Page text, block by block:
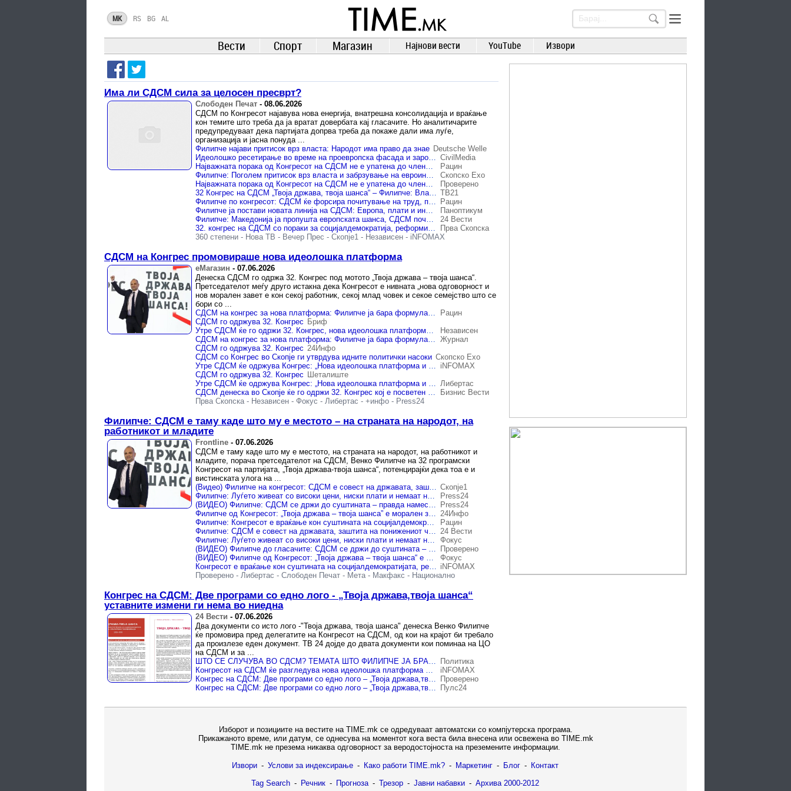
TIME.mk
ВЕСТИ
NEWS
MK RS BG AL
Вести Спорт Магазин Најнови вести YouTube Извори
Има ли СДСМ сила за целосен пресврт?
Слободен Печат - 08.06.2026
СДСМ по Конгресот најавува нова енергија, внатрешна консолидација и враќање
кон темите што треба да ја вратат довербата кај гласачите. Но аналитичарите
предупредуваат дека партијата допрва треба да покаже дали има луѓе,
организација и јасна понуда ...
Филипче најави притисок врз власта: Народот има право да знае Deutsche Welle
Идеолошко ресетирање во време на проевропска фасада и заробена држава CivilMedia
Најважната порака од Конгресот на СДСМ не е упатена до членството, туку до гласачите
Рацин
Филипче: Поголем притисок врз власта и забрзување на евроинтеграциите
Скопско Ехо
Најважната порака од Конгресот на СДСМ не е упатена до членството, туку до гласачите
Проверено
32 Конгрес на СДСМ „Твоја држава, твоја шанса“ – Филипче: Власта ако не е способна да ја придвижи државата, да си оди ТВ21
Филипче по конгресот: СДСМ ќе форсира почитување на труд, правдата и европската иднина
Рацин
Филипче ја постави новата линија на СДСМ: Европа, плати и институции како тест за опозицијата
Паноптикум
Филипче: Македонија ја пропушта европската шанса, СДСМ почнува „нова одговорност“
24 Вести
32. конгрес на СДСМ со пораки за социјалдемократија, реформи и критика на власта
Прва Скопска
360 степени - Нова ТВ - Вечер Прес - Скопје1 - Независен - iNFOMAX
СДСМ на Конгрес промовираше нова идеолошка платформа
еМагазин - 07.06.2026
Денеска СДСМ го одржа 32. Конгрес под мотото „Твоја држава – твоја шанса“.
Претседателот меѓу друго истакна дека Конгресот е нивната „нова одговорност и
нов морален завет е кон секој работник, секој млад човек и секое семејство што се
бори со ...
СДСМ на конгрес за нова платформа: Филипче ја бара формулата за обнова
Рацин
СДСМ го одржува 32. Конгрес Бриф
Утре СДСМ ќе го одржи 32. Конгрес, нова идеолошка платформа и програмска рамка
Независен
СДСМ на конгрес за нова платформа: Филипче ја бара формулата за обнова Журнал
СДСМ го одржува 32. Конгрес 24Инфо
СДСМ со Конгрес во Скопје ги утврдува идните политички насоки Скопско Ехо
Утре СДСМ ќе одржува Конгрес: „Нова идеолошка платформа и програмска рамка“ iNFOMAX
СДСМ го одржува 32. Конгрес Шеталиште
Утре СДСМ ќе одржува Конгрес: „Нова идеолошка платформа и програмска рамка Либертас
СДСМ денеска во Скопје ќе го одржи 32. Конгрес кој е посветен на финализирањето и усвојувањето на новата идеолошка платформа и програмска рамка на партијата
Бизнис Вести
Прва Скопска - Независен - Фокус - Либертас - +инфо - Press24
Филипче: СДСМ е таму каде што му е местото – на страната на народот, на
работникот и младите
Frontline - 07.06.2026
СДСМ е таму каде што му е местото, на страната на народот, на работникот и
младите, порача претседателот на СДСМ, Венко Филипче на 32 програмски
Конгресот на партијата, „Твоја држава-твоја шанса“, потенцирајќи дека тоа е и
вистинската улога на ...
(Видео) Филипче на конгресот: СДСМ е совест на државата, заштита на понижениот човек Скопје1
Филипче: Луѓето живеат со високи цени, ниски плати и немаат никаква сигурност
Press24
(ВИДЕО) Филипче: СДСМ се држи до суштината – правда наместо привилегии, солидарност наместо страв
Press24
Филипче од Конгресот: „Твоја држава – твоја шанса” е морален завет на СДСМ 24Инфо
Филипче: Конгресот e враќање кон суштината на социјалдемократијата
Рацин
Филипче: СДСМ е совест на државата, заштита на понижениот човек 24 Вести
Филипче: Луѓето живеат со високи цени, ниски плати и немаат никаква сигурност
Фокус
(ВИДЕО) Филипче до гласачите: СДСМ се држи до суштината – правда наместо привилегии, солидарност наместо страв
Проверено
(ВИДЕО) Филипче од Конгресот: „Твоја држава – твоја шанса“ е морален завет на СДСМ
Фокус
Конгресот e враќање кон суштината на социјалдемократијата, рече Филипче iNFOMAX
Проверено - Либертас - Слободен Печат - Мета - Макфакс - Национално
Конгрес на СДСМ: Две програми со едно лого - „Твоја држава,твоја шанса“
уставните измени ги нема во ниедна
24 Вести - 07.06.2026
Два документи со исто лого -"Твоја држава, твоја шанса" денеска Венко Филипче
ќе промовира пред делегатите на Конгресот на СДСМ, од кои на крајот би требало
да произлезе еден документ. ТВ 24 дојде до двата документи кои поминаа на ЦО
на СДСМ и за ...
ШТО СЕ СЛУЧУВА ВО СДСМ? ТЕМАТА ШТО ФИЛИПЧЕ ЈА БРАНЕШЕ – ИСЧЕЗНА!
Политика
Конгресот на СДСМ ќе разгледува нова идеолошка платформа и програмска рамка – Уставните измени кои секојдневно ги зборува Филипче ги нема во ниту еден од документите
iNFOMAX
Конгрес на СДСМ: Две програми со едно лого – „Твоја држава,твоја шанса“ уставните измени ги нема во ниедна
Проверено
Конгрес на СДСМ: Две програми со едно лого – „Твоја држава,твоја шанса“ уставните измени ги нема во ниедна
Пулс24
Изборот и позициите на вестите на TIME.mk се одредуваат автоматски со компјутерска програма.
Прикажаното време, или датум, се однесува на моментот кога веста била внесена или освежена во TIME.mk
TIME.mk не презема никаква одговорност за веродостојноста на преземените информации.
Извори - Услови за индексирање - Како работи TIME.mk? - Маркетинг - Блог - Контакт
Tag Search - Речник - Прогноза - Трезор - Јавни набавки - Архива 2000-2012